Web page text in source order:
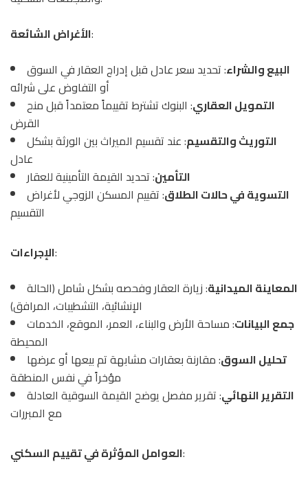
الأغراض الشائعة:
البيع والشراء: تحديد سعر عادل قبل إدراج العقار في السوق
أو التفاوض على شرائه
التمويل العقاري: البنوك تشترط تقييماً معتمداً قبل منح
القرض
التوريث والتقسيم: عند تقسيم الميراث بين الورثة بشكل
عادل
التأمين: تحديد القيمة التأمينية للعقار
التسوية في حالات الطلاق: تقييم المسكن الزوجي لأغراض
التقسيم
الإجراءات:
المعاينة الميدانية: زيارة العقار وفحصه بشكل شامل (الحالة
الإنشائية، التشطيبات، المرافق)
جمع البيانات: مساحة الأرض والبناء، العمر، الموقع، الخدمات
المحيطة
تحليل السوق: مقارنة بعقارات مشابهة تم بيعها أو عرضها
مؤخراً في نفس المنطقة
التقرير النهائي: تقرير مفصل يوضح القيمة السوقية العادلة
مع المبررات
العوامل المؤثرة في تقييم السكني: